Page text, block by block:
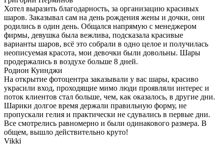
Хотел выразить благодарность, за организацию красивых
шаров. Заказывал сам на день рождения жены и дочки, они
родились в один день. Общался напрямую с менеджером
фирмы, девушка была вежлива, подсказала красивые
варианты шаров, всё это собрали в одно целое и получилась
неописуемая красота, мои девочки были довольны. Шары
продержались в воздухе больше 8 дней.
Родион Куинджи
На открытие фотоцентра заказывали у вас шары, красиво
украсили вход, проходящие мимо люди проявляли интерес и
поток клиентов стал больше, чем, как оказалось, в другие дни.
Шарики долгое время держали правильную форму, не
пропускали гелия и практически не сдувались в первые дни.
Все смотрелись равномерно и были одинакового размера. В
общем, вышло действительно круто!
Vikki